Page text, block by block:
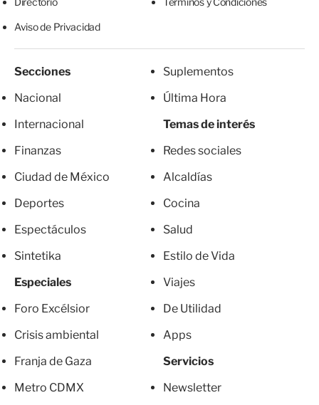
Aviso de Privacidad
Secciones
Nacional
Internacional
Finanzas
Ciudad de México
Deportes
Espectáculos
Sintetika
Especiales
Foro Excélsior
Crisis ambiental
Franja de Gaza
Metro CDMX
Suplementos
Última Hora
Temas de interés
Redes sociales
Alcaldías
Cocina
Salud
Estilo de Vida
Viajes
De Utilidad
Apps
Servicios
Newsletter